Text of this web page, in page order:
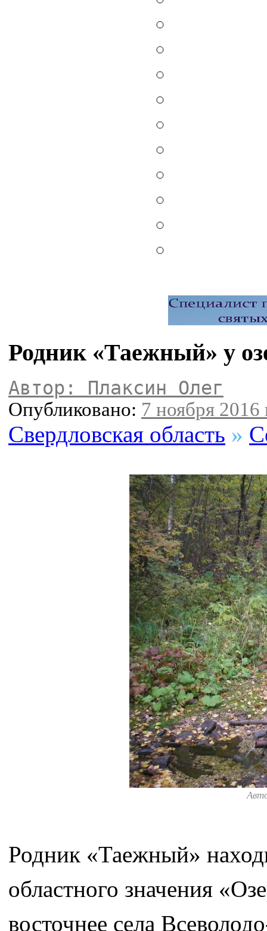
Родник «Таежный» у
Автор: Плаксин Олег
Опубликовано: 7 ноября 2016
Свердловская область »
Родник «Таежный»
областного значения
восточнее села